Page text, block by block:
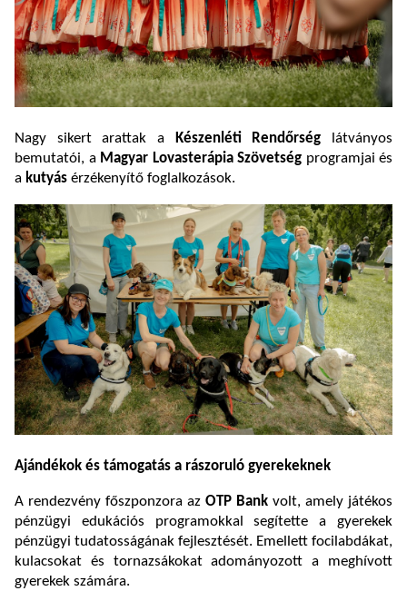
Nagy sikert arattak a Készenléti Rendőrség látványos
bemutatói, a Magyar Lovasterápia Szövetség programjai és
a kutyás érzékenyítő foglalkozások.
Ajándékok és támogatás a rászoruló gyerekeknek
A rendezvény főszponzora az OTP Bank volt, amely játékos
pénzügyi edukációs programokkal segítette a gyerekek
pénzügyi tudatosságának fejlesztését. Emellett focilabdákat,
kulacsokat és tornazsákokat adományozott a meghívott
gyerekek számára.